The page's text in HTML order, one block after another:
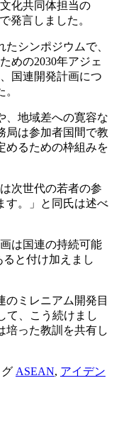
化共同体担当の
発言しました。
シンポジウムで、
めの2030年アジェ
国連開発計画につ
、地域差への寛容な
局は参加者国間で教
めるための枠組みを
次世代の若者の参
す。」と同氏は述べ
は国連の持続可能
と付け加えまし
のミレニアム開発目
て、こう続けまし
培った教訓を共有し
グ ASEAN, アイデン